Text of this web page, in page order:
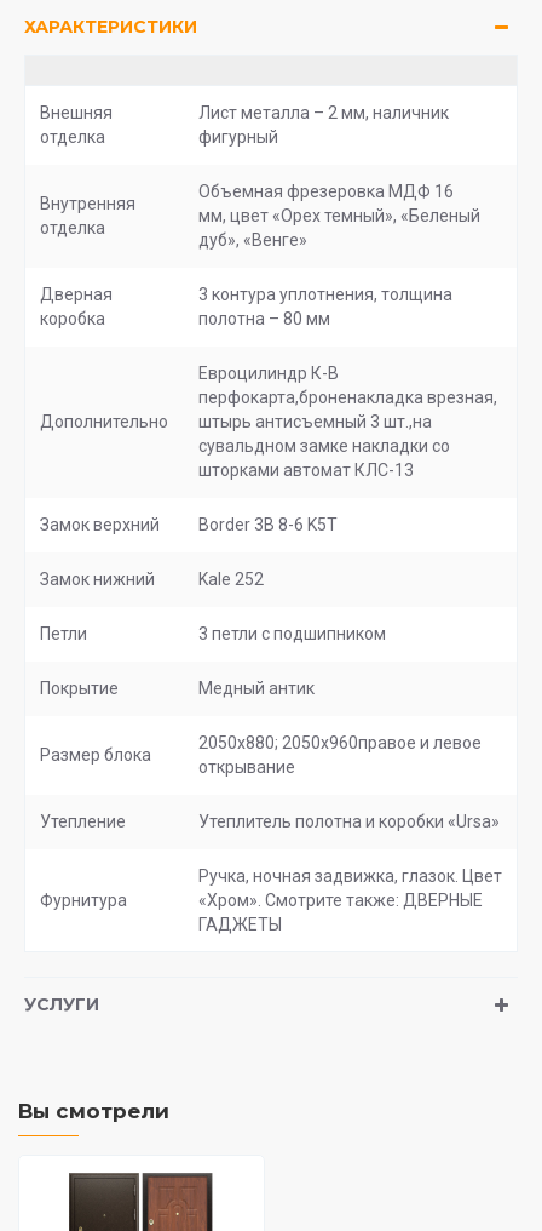
ХАРАКТЕРИСТИКИ
Внешняя
отделка
Лист металла – 2 мм, наличник
фигурный
Внутренняя
отделка
Объемная фрезеровка МДФ 16
мм, цвет «Орех темный», «Беленый
дуб», «Венге»
Дверная
коробка
3 контура уплотнения, толщина
полотна – 80 мм
Дополнительно
Евроцилиндр К-В
перфокарта,броненакладка врезная,
штырь антисъемный 3 шт.,на
сувальдном замке накладки со
шторками автомат КЛС-13
Замок верхний Border 3B 8-6 K5T
Замок нижний Kale 252
Петли 3 петли с подшипником
Покрытие Медный антик
Размер блока
2050х880; 2050х960правое и левое
открывание
Утепление Утеплитель полотна и коробки «Ursa»
Фурнитура
Ручка, ночная задвижка, глазок. Цвет
«Хром». Смотрите также: ДВЕРНЫЕ
ГАДЖЕТЫ
УСЛУГИ
Вы смотрели